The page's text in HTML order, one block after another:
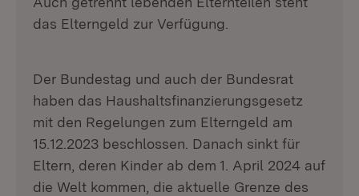
das Elterngeld zur Verfügung.
Der Bundestag und auch der Bundesrat
haben das Haushaltsfinanzierungsgesetz
mit den Regelungen zum Elterngeld am
15.12.2023 beschlossen. Danach sinkt für
Eltern, deren Kinder ab dem 1. April 2024 auf
die Welt kommen, die aktuelle Grenze des